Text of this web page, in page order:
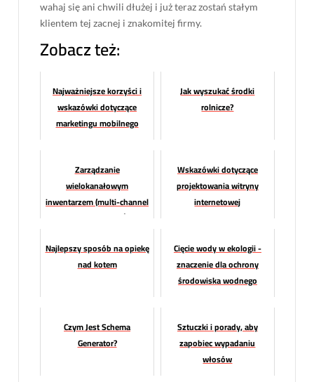
wahaj się ani chwili dłużej i już teraz zostań stałym
klientem tej zacnej i znakomitej firmy.
Zobacz też:
Najważniejsze korzyści i
wskazówki dotyczące
marketingu mobilnego
Jak wyszukać środki
rolnicze?
Zarządzanie
wielokanałowym
inwentarzem (multi-channel
inventory) dla mŚp
Wskazówki dotyczące
projektowania witryny
internetowej
Najlepszy sposób na opiekę
nad kotem
Cięcie wody w ekologii -
znaczenie dla ochrony
środowiska wodnego
Czym Jest Schema
Generator?
Sztuczki i porady, aby
zapobiec wypadaniu
włosów